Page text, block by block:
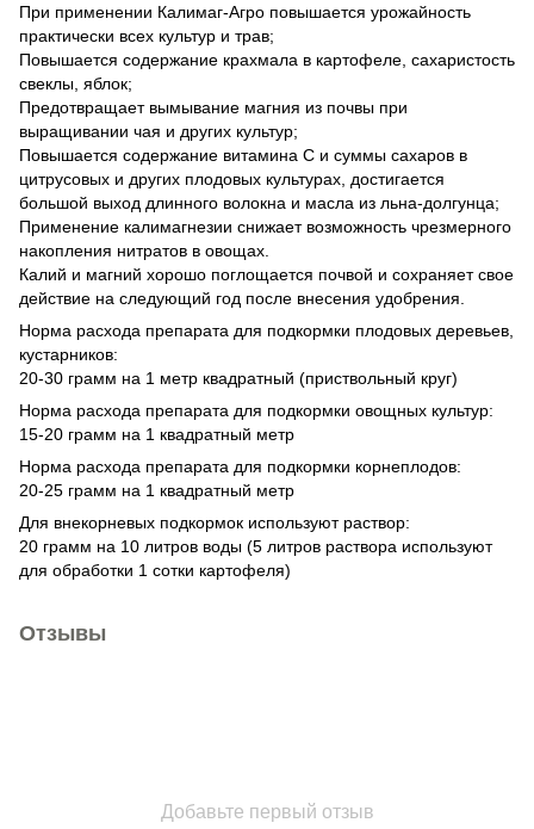
При применении Калимаг-Агро повышается урожайность
практически всех культур и трав;
Повышается содержание крахмала в картофеле, сахаристость
свеклы, яблок;
Предотвращает вымывание магния из почвы при
выращивании чая и других культур;
Повышается содержание витамина С и суммы сахаров в
цитрусовых и других плодовых культурах, достигается
большой выход длинного волокна и масла из льна-долгунца;
Применение калимагнезии снижает возможность чрезмерного
накопления нитратов в овощах.
Калий и магний хорошо поглощается почвой и сохраняет свое
действие на следующий год после внесения удобрения.
Норма расхода препарата для подкормки плодовых деревьев,
кустарников:
20-30 грамм на 1 метр квадратный (приствольный круг)
Норма расхода препарата для подкормки овощных культур:
15-20 грамм на 1 квадратный метр
Норма расхода препарата для подкормки корнеплодов:
20-25 грамм на 1 квадратный метр
Для внекорневых подкормок используют раствор:
20 грамм на 10 литров воды (5 литров раствора используют
для обработки 1 сотки картофеля)
Отзывы
Добавьте первый отзыв